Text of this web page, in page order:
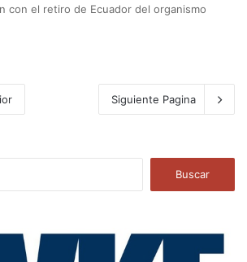
con el retiro de Ecuador del organismo
Siguiente Pagina
a